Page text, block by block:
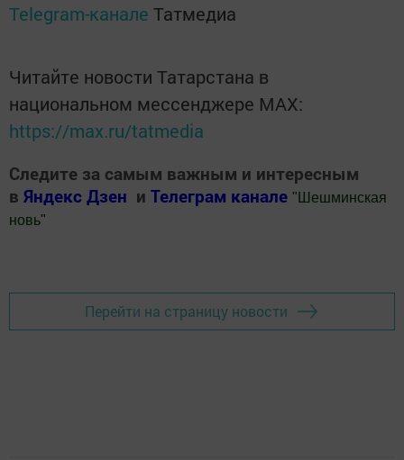
Telegram-канале Татмедиа
Читайте новости Татарстана в
национальном мессенджере MАХ:
https://max.ru/tatmedia
Следите за самым важным и интересным
в Яндекс Дзен и Телеграм канале " Шешминская
новь"
Перейти на страницу новости